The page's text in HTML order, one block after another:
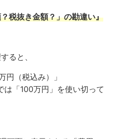
税抜き金額？」の勘違い』
ると、
円（税込み）」
は「100万円」を使い切って